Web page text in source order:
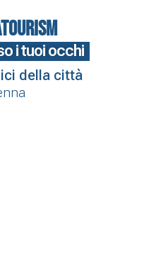
i tuoi occhi
della città